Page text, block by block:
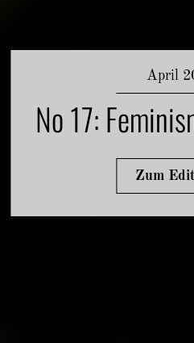
April
No 17:
Zum